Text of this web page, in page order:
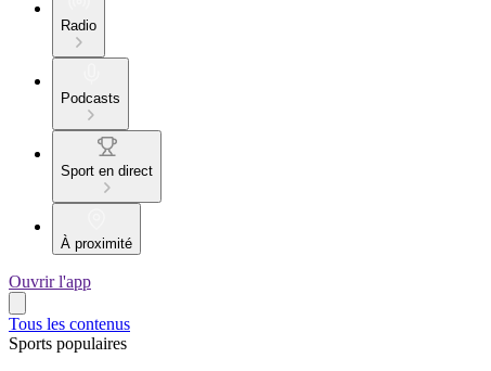
Radio
Podcasts
Sport en direct
À proximité
Ouvrir l'app
Tous les contenus
Sports populaires